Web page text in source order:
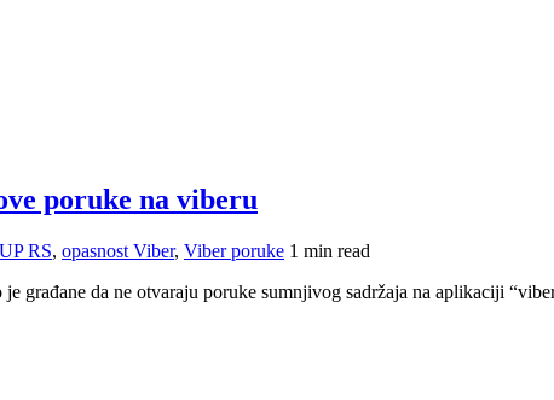
poruke na viberu
RS, opasnost Viber, Viber poruke 1 min read
građane da ne otvaraju poruke sumnjivog sadržaja na aplikaciji